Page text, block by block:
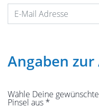
Angaben zur
Wähle Deine
Pinsel aus *